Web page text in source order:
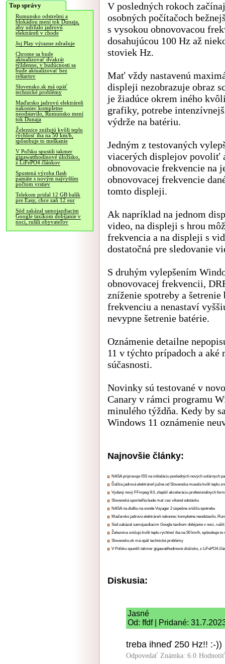
Top správy
Rumunsko odstrelmi a
blokádou mení tok Dunaja,
aby udržalo jadrovú
elektráreň v chode
Joj Play výrazne zdražuje
Chrome sa bude
aktualizovať dvakrát
týždenne, v budúcnosti sa
bude aktualizovať bez
reštartov
Slovensko.sk má opäť
technické problémy
Maďarsko jadrovú elektráreň
nakoniec kompletne
neodstavilo, Rumunsko mení
tok Dunaja
Železnice znižujú kvôli teplu
rýchlosť iba na 50 km/h,
spôsobuje to meškanie
V Poľsku spustili takmer
gigawatthodinové úložisko,
z LiFePO4 článkov
Spustená výroba flash
pamäte s novým najvyšším
počtom vrstiev
Telekom pridal 12 GB balík
pre Easy, chce zaň 12 eur
Súd zakázal samojazdiacim
Google taxíkom dobíjanie v
noci, rušili obyvateľov
V posledných rokoch
osobných počítačoch
s vysokou obnovovacou
dosahujúcou 100 Hz až
stoviek Hz.
Mať vždy nastavenú
displeji nezobrazuje obraz
je žiadúce okrem iného
grafiky, potrebe
výdrže na batériu.
Jedným z testovaných
viacerých displejov povoliť
obnovovacie frekvencie na
obnovovacej frekvencie
tomto displeji.
Ak napríklad na jednom
video, na displeji s hrou
frekvencia a na displeji s
dostatočná pre sledovanie
S druhým vylepšením
obnovovacej frekvencii,
zníženie spotreby a
frekvenciu a nenastaví
nevypne šetrenie batérie.
Oznámenie detailne
11 v týchto prípadoch a
súčasnosti.
Novinky sú testované v
Canary v rámci programu
minulého týždňa. Kedy by
Windows 11 oznámenie
Najnovšie články:
NASA pripravuje ISS na inštaláciu posledných nových solárnych
Ďalšia jadrová elektráreň južne od Slovenska musela kvôli teplu
Vydaný nový FFmpeg 9.0, zlepšil akceleráciu profesionálnych
Slovenská sporiteľňa bude mať cez víkend odstávku
NASA na diaľku na sonde Voyager 2 úspešne znížila spotrebu
Maďarsko jadrovú elektráreň nakoniec kompletne neodstavilo,
Súd zakázal samojazdiacim Google taxíkom dobíjanie v noci,
Železnice znižujú kvôli teplu rýchlosť iba na 50 km/h, spôsobuje to
Slovensko.sk má opäť technické problémy
V Poľsku spustili takmer gigawatthodinové úložisko, z LiFePO4
Diskusia:
Jasné
Od: ffdf | Pridané:
treba ihneď 250 Hz!! :-))
Odpovedať Známka: 6.0